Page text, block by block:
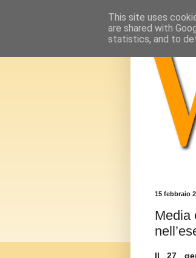
15 febbraio
Media
Il 27
This site uses
are shared with
statistics, and to